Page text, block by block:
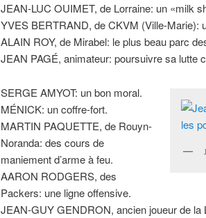
JEAN-LUC OUIMET, de Lorraine: un «milk
YVES BERTRAND, de CKVM (Ville-Marie):
ALAIN ROY, de Mirabel: le plus beau parc
JEAN PAGÉ, animateur: poursuivre sa lutte
SERGE AMYOT: un bon moral.
MÉNICK: un coffre-fort.
MARTIN PAQUETTE, de Rouyn-
Noranda: des cours de
maniement d’arme à feu.
AARON RODGERS, des
Packers: une ligne offensive.
JEAN-GUY GENDRON, ancien joueur de